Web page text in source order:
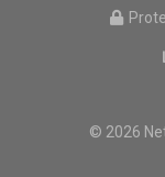
© 2026